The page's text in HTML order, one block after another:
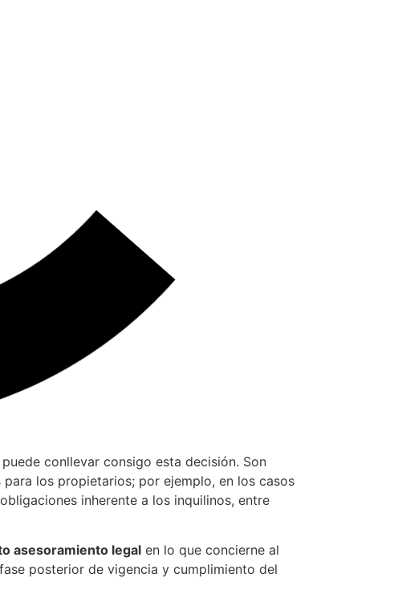
conllevar consigo esta decisión. Son
los propietarios; por ejemplo, en los casos
inherente a los inquilinos, entre
asesoramiento legal en lo que concierne al
posterior de vigencia y cumplimiento del